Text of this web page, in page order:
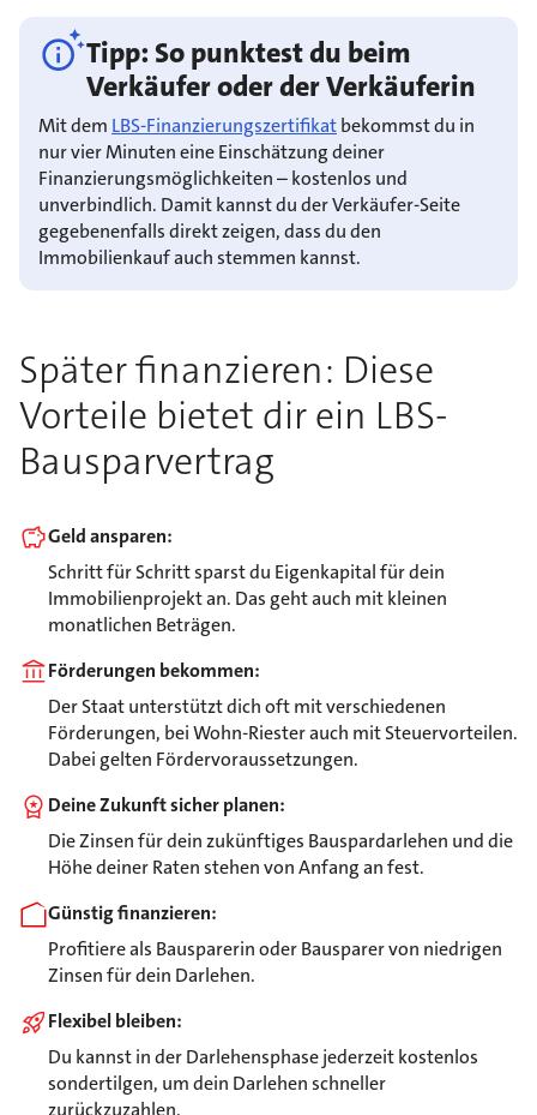
Tipp: So punktest du beim
Verkäufer oder der Verkäuferin
Mit dem LBS-Finanzierungszertifikatbekommst du in
nur vier Minuten eine Einschätzung deiner
Finanzierungsmöglichkeiten – kostenlos und
unverbindlich. Damit kannst du der Verkäufer-Seite
gegebenenfalls direkt zeigen, dass du den
Immobilienkauf auch stemmen kannst.
Später finanzieren: Diese
Vorteile bietet dir ein LBS-
Bausparvertrag
Geld ansparen:
Schritt für Schritt sparst du Eigenkapital für dein
Immobilienprojekt an. Das geht auch mit kleinen
monatlichen Beträgen.
Förderungen bekommen:
Der Staat unterstützt dich oft mit verschiedenen
Förderungen, bei Wohn-Riester auch mit Steuervorteilen.
Dabei gelten Fördervoraussetzungen.
Deine Zukunft sicher planen:
Die Zinsen für dein zukünftiges Bauspardarlehen und die
Höhe deiner Raten stehen von Anfang an fest.
Günstig finanzieren:
Profitiere als Bausparerin oder Bausparer von niedrigen
Zinsen für dein Darlehen.
Flexibel bleiben:
Du kannst in der Darlehensphase jederzeit kostenlos
sondertilgen, um dein Darlehen schneller
zurückzuzahlen.